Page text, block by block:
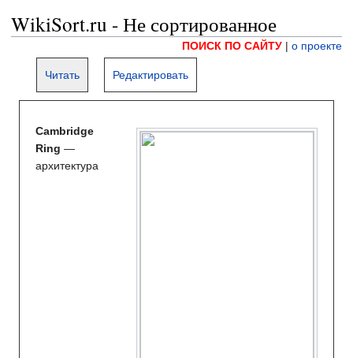
WikiSort.ru - Не сортированное
ПОИСК ПО САЙТУ | о проекте
Читать Редактировать
Cambridge
Ring —
архитектура